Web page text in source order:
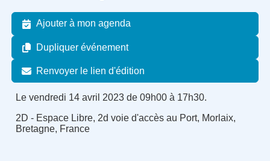
Ajouter à mon agenda
Dupliquer événement
Renvoyer le lien d'édition
Le vendredi 14 avril 2023 de 09h00 à 17h30.
2D - Espace Libre, 2d voie d'accès au Port, Morlaix,
Bretagne, France